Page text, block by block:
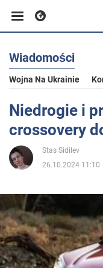
Biznes
Sport
Rozrywka
Polityka
Społeczeństwo
Wiadomości
Wojna Na Ukrainie
Niedrogie i
crossovery
Stas Sidilev
26.10.2024 11:10